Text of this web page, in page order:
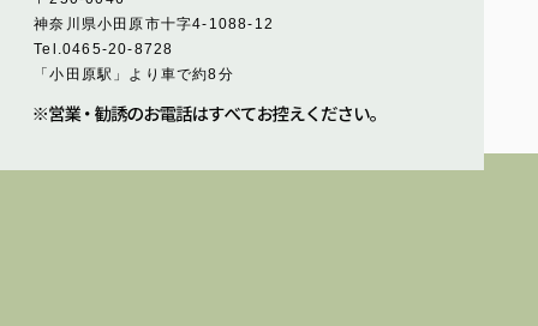
神奈川県小田原市十字4-1088-12
Tel.0465-20-8728
「小田原駅」より車で約8分